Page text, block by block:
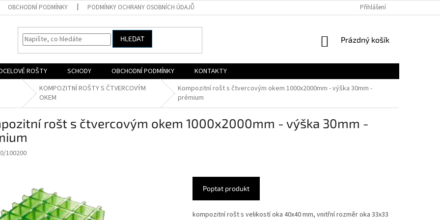
OBCHODNÍ PODMÍNKY PODMÍNKY OCHRANY OSOBNÍCH ÚDAJŮ Přihlášení
HLEDAT
NÁKUPNÍ
Prázdný košík
ROŠTY SCHODY OBCHODNÍ PODMÍNKY KONTAKTY
KOMPOZITNÍ ROŠTY S ČTVERCOVÝM
OKEM
Kompozitní rošt s čtvercovým okem 1000x2000mm - výška 30mm -
prémium
rošt s čtvercovým okem 1000x2000mm - výška 30mm -
100200
Poptat produkt
kompozitní rošt s velikostí oka 40x40 mm, vnitřní rozměr oka 33x33